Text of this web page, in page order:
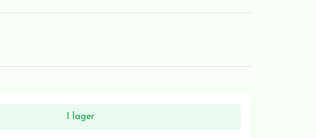
I lager